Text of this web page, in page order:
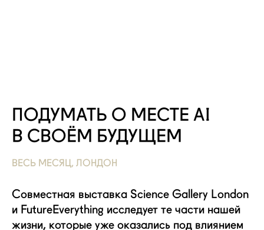
ПОДУМАТЬ О МЕСТЕ AI
В СВОЁМ БУДУЩЕМ
ВЕСЬ МЕСЯЦ, ЛОНДОН
Совместная выставка Science Gallery London
и FutureEverything исследует те части нашей
жизни, которые уже оказались под влиянием